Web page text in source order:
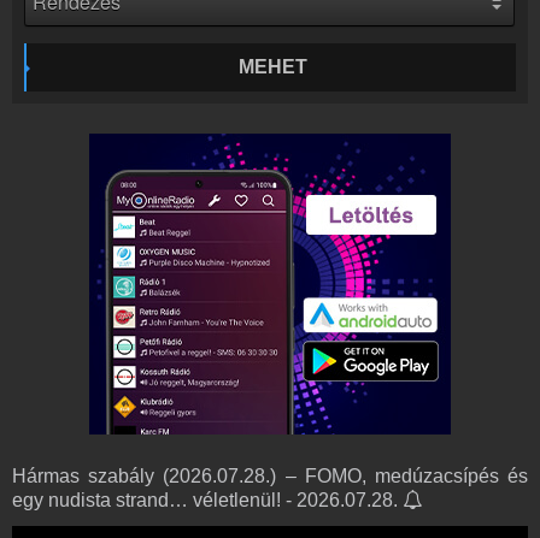
Online rádió készítés
Készítés lépésről lépésre
MEHET
Hármas szabály (2026.07.28.) – FOMO, medúzacsípés és
egy nudista strand… véletlenül! - 2026.07.28.